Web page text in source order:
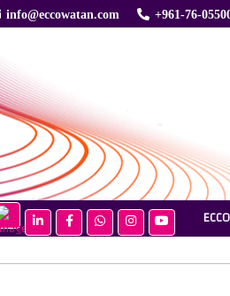
info@eccowatan.com +961-76-